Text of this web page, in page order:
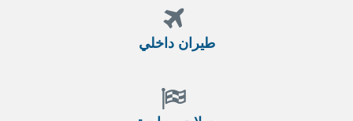
طيران داخلي